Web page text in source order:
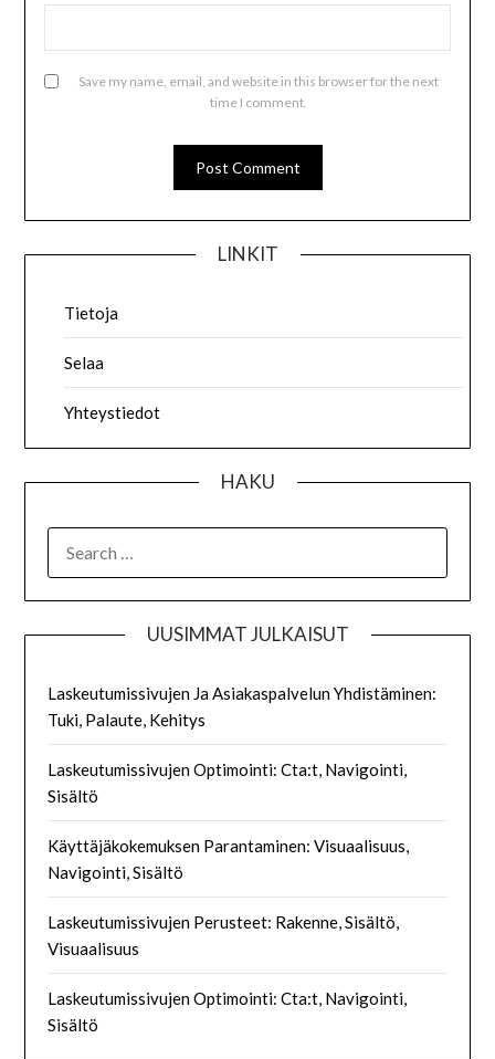
Save my name, email, and website in this browser for the next
time I comment.
LINKIT
Tietoja
Selaa
Yhteystiedot
HAKU
FOR:
UUSIMMAT JULKAISUT
Laskeutumissivujen Ja Asiakaspalvelun Yhdistäminen:
Tuki, Palaute, Kehitys
Laskeutumissivujen Optimointi: Cta:t, Navigointi,
Sisältö
Käyttäjäkokemuksen Parantaminen: Visuaalisuus,
Navigointi, Sisältö
Laskeutumissivujen Perusteet: Rakenne, Sisältö,
Visuaalisuus
Laskeutumissivujen Optimointi: Cta:t, Navigointi,
Sisältö